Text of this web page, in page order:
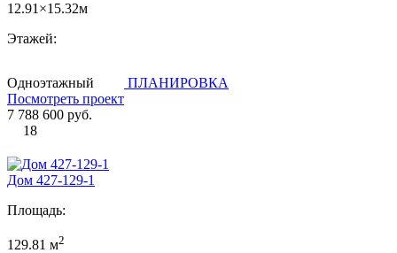
12.91×15.32м
Этажей:
Одноэтажный
ПЛАНИРОВКА
Посмотреть проект
7 788 600 руб.
18
Дом 427-129-1
Площадь:
129.81 м2